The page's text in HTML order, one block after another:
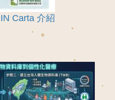
Carta 介紹